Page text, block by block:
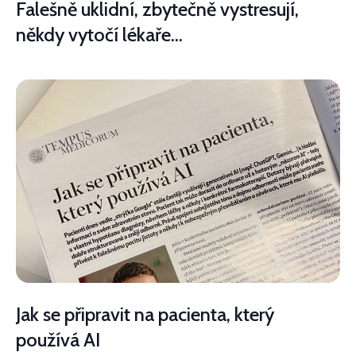
Falešně uklidní, zbytečně vystresují,
někdy vytočí lékaře...
Jak se připravit na pacienta, který
používá AI